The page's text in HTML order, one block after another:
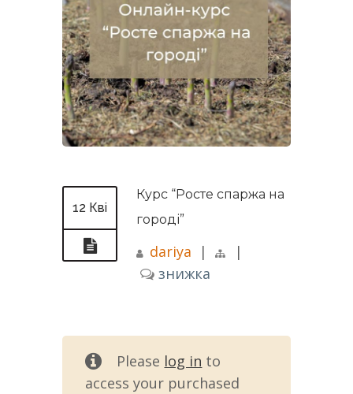
12 Кві
Курс “Росте спаржа на
городі”
dariya |
|
знижка
Please log in to
access your purchased